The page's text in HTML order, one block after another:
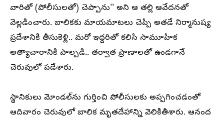
వారితో (పోలీసులతో) చెప్పాను'' అని ఆ తల్లి ఆవేదనతో
వెల్లడించారు. బాలికకు మాయమాటలు చెప్పి అతడే నిర్మానుష్య
ప్రదేశానికి తీసుకెళ్లి.. మరో ఇద్దరితో కలిసి సామూహిక
అత్యాచారానికి పాల్పడి.. తర్వాత ప్రాణాలతో ఉండగానే
చెరువులో పడేశారు.
స్థానికులు మోండల్‌ను గుర్తించి పోలీసులకు అప్పగించడంతో
ఆదివారం చెరువులో బాలిక మృతదేహాన్ని వెలికితీశారు. ఆనంద